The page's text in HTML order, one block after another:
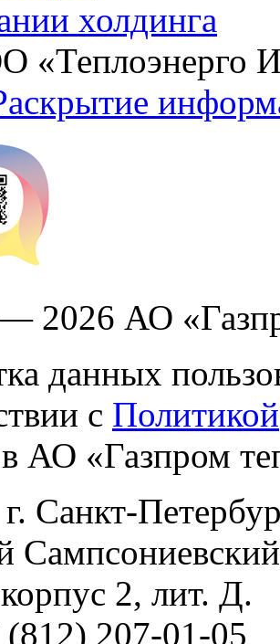
холдинга
«Теплоэнерго
2026 АО
данных
с Политикой
АО «Газпром
Санкт-
2, лит. Д.
207-01-05